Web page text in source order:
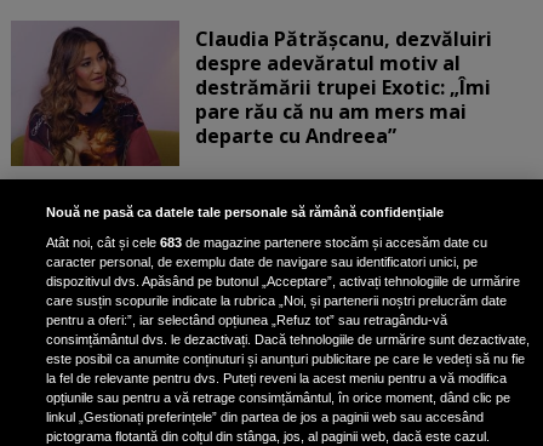
Claudia Pătrășcanu, dezvăluiri
despre adevăratul motiv al
destrămării trupei Exotic: „Îmi
pare rău că nu am mers mai
departe cu Andreea”
Scene incredibile! Ilinca Vandici a
pus mâna pe aparatul de
fotografiat al unui paparazzo și i l-
a aruncat la gunoi: „S-a dus la
poliție. Nu mai aveam aer”
Oana Moșneagu, mărturisiri
despre începutul relației cu Vlad
Gherman: „Eu am fost îngrozită de
Nouă ne pasă ca datele tale personale să rămână confidențiale
Atât noi, cât și cele683 de magazine partenere stocăm și accesăm date cu
caracter personal, de exemplu date de navigare sau identificatori unici, pe
dispozitivul dvs. Apăsând pe butonul „Acceptare”, activați tehnologiile de urmărire
care susțin scopurile indicate la rubrica „Noi, și partenerii noștri prelucrăm date
pentru a oferi:”, iar selectând opțiunea „Refuz tot” sau retragându-vă
consimțământul dvs. le dezactivați. Dacă tehnologiile de urmărire sunt dezactivate,
este posibil ca anumite conținuturi și anunțuri publicitare pe care le vedeți să nu fie
la fel de relevante pentru dvs. Puteți reveni la acest meniu pentru a vă modifica
opțiunile sau pentru a vă retrage consimțământul, în orice moment, dând clic pe
linkul „Gestionați preferințele” din partea de jos a paginii web sau accesând
pictograma flotantă din colțul din stânga, jos, al paginii web, dacă este cazul.